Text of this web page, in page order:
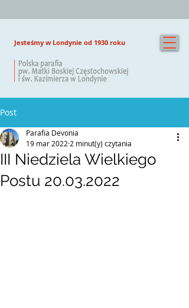
Jesteśmy w Londynie od 1930 roku
Post
III Niedziela Wielkiego
Postu 20.03.2022
Parafia Devonia
19 mar 2022 2 minut(y) czytania